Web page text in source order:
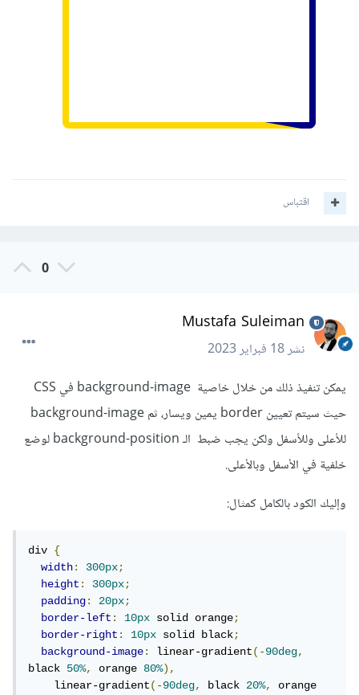
اقتباس
0
Mustafa Suleiman
نشر18 فبراير 2023
يمكن تنفيذ ذلك من خلال خاصية background-image في CSS
حيث سيتم تعيين border يمين ويسار، ثم background-image
للأعلى وللأسفل ولكن يجب ضبط الـ background-position لوضع
خلفية في الأسفل وبالأعلى.
وإليك الكود بالكامل كمثال:
div {
width: 300px;
height: 300px;
padding: 20px;
border-left: 10px solid orange;
border-right: 10px solid black;
background-image: linear-gradient(-90deg,
black 50%, orange 80%),
    linear-gradient
(-90deg, black 20%,